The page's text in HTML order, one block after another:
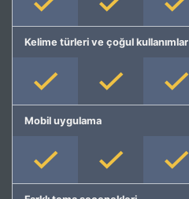
Kelime türleri ve çoğul kullanımlar
Mobil uygulama